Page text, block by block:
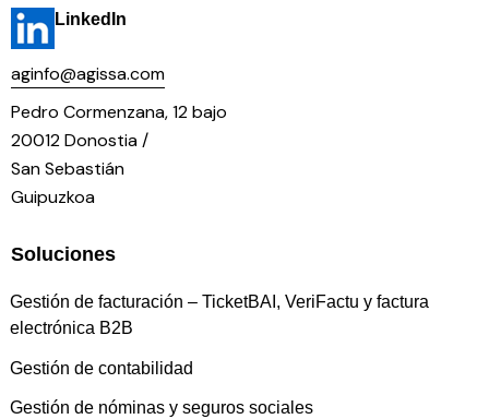
LinkedIn
aginfo@agissa.com
Pedro Cormenzana, 12 bajo
20012 Donostia /
San Sebastián
Guipuzkoa
Soluciones
Gestión de facturación – TicketBAI, VeriFactu y factura
electrónica B2B
Gestión de contabilidad
Gestión de nóminas y seguros sociales